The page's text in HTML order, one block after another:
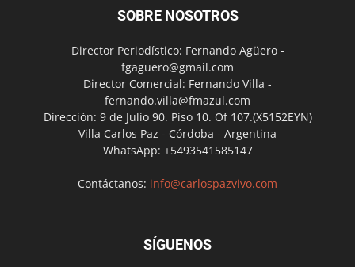
SOBRE NOSOTROS
Director Periodístico: Fernando Agüero -
fgaguero@gmail.com
Director Comercial: Fernando Villa -
fernando.villa@fmazul.com
Dirección: 9 de Julio 90. Piso 10. Of 107.(X5152EYN)
Villa Carlos Paz - Córdoba - Argentina
WhatsApp: +5493541585147
Contáctanos: info@carlospazvivo.com
SÍGUENOS